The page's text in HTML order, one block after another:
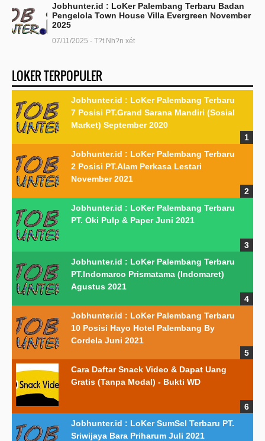
Jobhunter.id : LoKer Palembang Terbaru Badan
Pengelola Town House Villa Evergreen November
2025
07/11/2025 - T?t Nh?n xét
LOKER TERPOPULER
Jobhunter.id : LoKer Palembang Terbaru
7 Posisi PT.Grand Sarana Mandiri (Sosial
Market) September 2020
Jobhunter.id : LoKer Palembang Terbaru
2 Posisi PT.Alam Perkasa Lestari
November 2021
Jobhunter.id : LoKer Palembang Terbaru
PT. Oki Pulp & Paper Juni 2021
Jobhunter.id : LoKer Palembang Terbaru
PT.Indomarco Prismatama (Indomaret)
Agustus 2021
Jobhunter.id : LoKer Palembang Terbaru
10 Posisi Hayo Hotel Palembang By
Cordela Juni 2021
Cara Daftar Snack Video & Dapat Uang
Gratis (Tanpa Modal) - Bukti WD
Jobhunter.id : LoKer SumSel Terbaru PT.
Sriwijaya Bara Priharum Juli 2021